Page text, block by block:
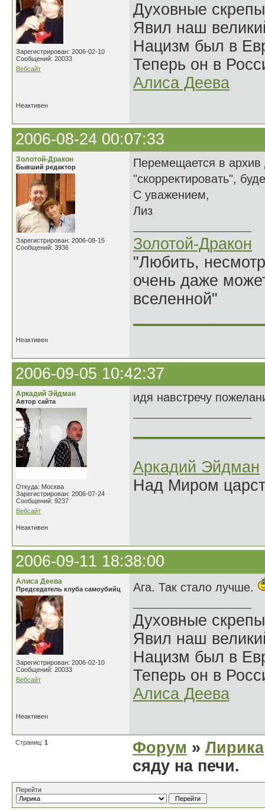
Зарегистрирован: 2006-02-10
Сообщений: 20033
Вебсайт
Духовные
Явил наш
Нацизм был в
Теперь он в
Алиса Деева
Неактивен
2006-08-24 00:07:33
Золотой-Дракон
Бывший редактор
Зарегистрирован: 2006-08-15
Сообщений: 3936
Перемещается в
"скорректировать",
С уважением,
Лиз
Золотой-Дракон
"Любить,
очень даже
вселенной"
Неактивен
2006-09-05 10:42:37
Аркадий Эйдман
Автор сайта
Откуда: Москва
Зарегистрирован: 2006-07-24
Сообщений: 9237
Вебсайт
идя навстречу
Аркадий Эйдман
Над Миром
Неактивен
2006-09-11 18:38:00
Алиса Деева
Председатель клуба самоубийц
Зарегистрирован: 2006-02-10
Сообщений: 20033
Вебсайт
Ага. Так стало лучше.
Духовные
Явил наш
Нацизм был в
Теперь он в
Алиса Деева
Неактивен
Страниц: 1 Форум » Лирика
сяду на печи.
Перейти